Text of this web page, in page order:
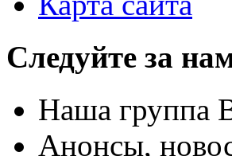
Следуйте за
Наша группа
Анонсы,